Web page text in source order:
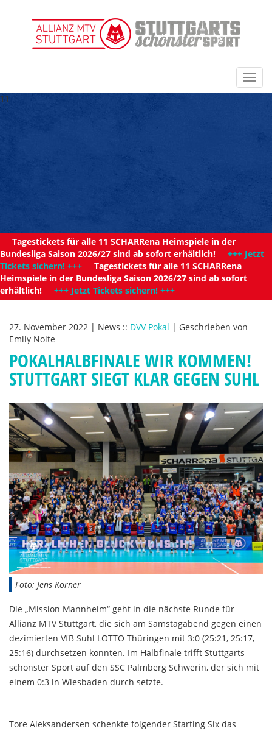
11
Tagestickets für alle 11 SCHARRena Heimspiele in der
Bundesliga Saison 2026/27 sind ab sofort erhältlich! +++ Jetzt
Tickets sichern! +++ Tagestickets für alle 11 SCHARRena
Heimspiele in der Bundesliga Saison 2026/27 sind ab sofort
erhältlich! +++ Jetzt Tickets sichern! +++
27. November 2022 | News :: DVV Pokal | Geschrieben von
Emily Nolte
POKALHALBFINALE WIR KOMMEN!
STUTTGART SIEGT KLAR GEGEN SUHL
Foto: Jens Körner
Die „Mission Mannheim“ geht in die nächste Runde für
Allianz MTV Stuttgart, die sich am Samstagabend gegen einen
dezimierten VfB Suhl LOTTO Thüringen mit 3:0 (25:21, 25:17,
25:16) durchsetzen konnten. Im Halbfinale trifft Stuttgarts
schönster Sport auf den SSC Palmberg Schwerin, der sich mit
einem 0:3 in Wiesbaden durch setzte.
Tore Aleksandersen schenkte folgender Starting Six das